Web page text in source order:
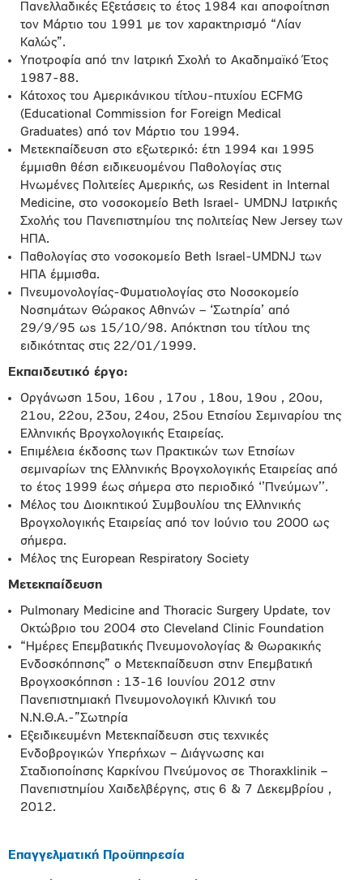
Πανελλαδικές Εξετάσεις το έτος 1984 και αποφοίτηση
τον Μάρτιο του 1991 με τον χαρακτηρισμό “Λίαν
Καλώς”.
Yποτροφία από την Ιατρική Σχολή το Ακαδημαϊκό Έτος
1987-88.
Κάτοχος του Αμερικάνικου τίτλου-πτυχίου ECFMG
(Educational Commission for Foreign Medical
Graduates) από τον Μάρτιο του 1994.
Μετεκπαίδευση στο εξωτερικό: έτη 1994 και 1995
έμμισθη θέση ειδικευομένου Παθολογίας στις
Ηνωμένες Πολιτείες Αμερικής, ωs Resident in Internal
Medicine, στο νοσοκομείο Beth Israel- UMDNJ Ιατρικής
Σχολής του Πανεπιστημίου της πολιτείας New Jersey των
ΗΠΑ.
Παθολογίας στο νοσοκομείο Beth Israel-UMDNJ των
ΗΠΑ έμμισθα.
Πνευμονολογίας-Φυματιολογίας στο Νοσοκομείο
Νοσημάτων Θώρακος Αθηνών – ‘Σωτηρία’ από
29/9/95 ωs 15/10/98. Απόκτηση του τίτλου της
ειδικότητας στις 22/01/1999.
Eκπαιδευτικό έργο:
Οργάνωση 15ου, 16ου , 17ου , 18oυ, 19ου , 20ου,
21ου, 22ου, 23ου, 24ου, 25ου Ετησίου Σεμιναρίου της
Ελληνικής Βρογχολογικής Εταιρείας.
Επιμέλεια έκδοσης των Πρακτικών των Ετησίων
σεμιναρίων της Ελληνικής Βρογχολογικής Εταιρείας από
το έτος 1999 έως σήμερα στο περιοδικό ‘’Πνεύμων’’.
Μέλος του Διοικητικού Συμβουλίου της Ελληνικής
Βρογχολογικής Εταιρείας από τον Ιούνιο του 2000 ως
σήμερα.
Μέλος της European Respiratory Society
Μετεκπαίδευση
Pulmonary Medicine and Thoracic Surgery Update, τον
Οκτώβριο του 2004 στο Cleveland Clinic Foundation
“Hμέρες Επεμβατικής Πνευμονολογίας & Θωρακικής
Ενδοσκόπησης” o Μετεκπαίδευση στην Επεμβατική
Βρογχοσκόπηση : 13-16 Ιουνίου 2012 στην
Πανεπιστημιακή Πνευμονολογική Κλινική του
Ν.Ν.Θ.Α.-”Σωτηρία
Εξειδικευμένη Μετεκπαίδευση στις τεχνικές
Ενδοβρογικών Υπερήχων – Διάγνωσης και
Σταδιοποίησης Καρκίνου Πνεύμονος σε Thoraxklinik –
Πανεπιστημίου Χαιδελβέργης, στις 6 & 7 Δεκεμβρίου ,
2012.
Επαγγελματική Προϋπηρεσία